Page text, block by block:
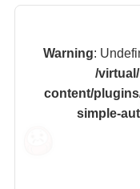
Warning:
/
content/
simple-